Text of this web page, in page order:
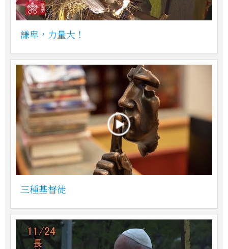
謙卑，力量大！
三種基督徒